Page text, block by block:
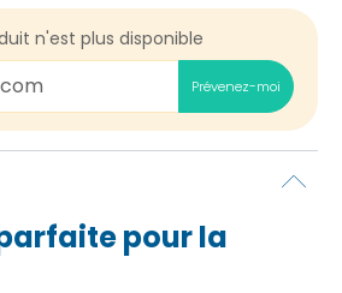
n'est plus disponible
Prévenez-moi
pour la